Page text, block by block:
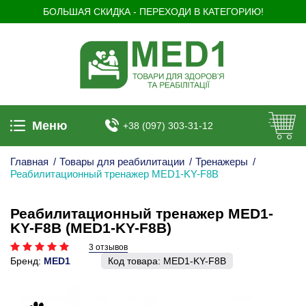
БОЛЬШАЯ СКИДКА - ПЕРЕХОДИ В КАТЕГОРИЮ!
Меню +38 (097) 303-31-12
Главная / Товары для реабилитации / Тренажеры /
Реабилитационный тренажер MED1-KY-F8B
Реабилитационный тренажер MED1-
KY-F8B (MED1-KY-F8B)
3 отзывов
Бренд: MED1 Код товара: MED1-KY-F8B